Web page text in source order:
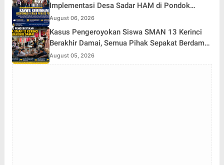
Implementasi Desa Sadar HAM di Pondok
Agung
August 06, 2026
Kasus Pengeroyokan Siswa SMAN 13 Kerinci
Berakhir Damai, Semua Pihak Sepakat Berdamai
dan Perkuat Pembinaan
August 05, 2026